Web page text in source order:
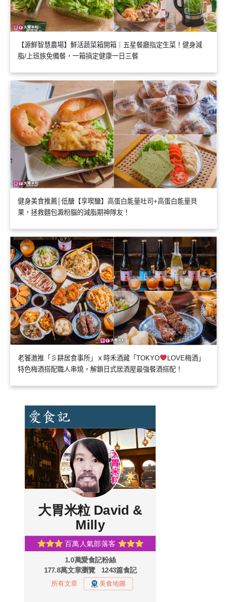
【源鮮智慧農場】鮮活蔬菜箱開箱｜五星餐廳指定生菜！健身減
脂/上班族免備餐，一箱搞定健康一日三餐
健身美食推薦│低醣【享喫醣】高蛋白能量吐司+高蛋白能量貝
果，拯救麵包澱粉腦的減脂期神隊友！
老饕激推「彡耕居食事所」ｘ時禾酒藏「TOKYO
LOVE梅酒」
特色梅酒搭配職人串燒，解鎖日式居酒屋最強餐酒搭配！